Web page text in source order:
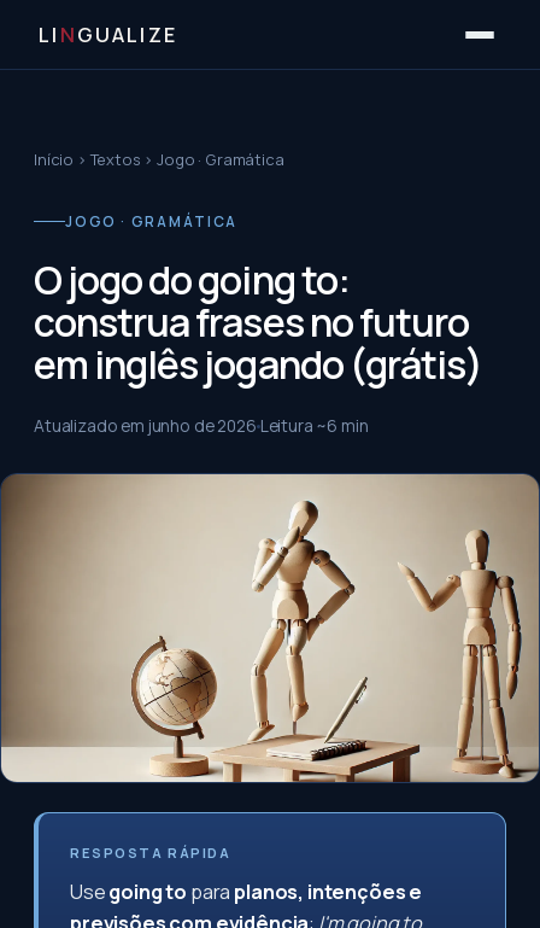
LI NGUALIZE
Início ›Textos ›Jogo · Gramática
JOGO · GRAMÁTICA
O jogo do going to:
construa frases no futuro
em inglês jogando (grátis)
Atualizado em junho de 2026Leitura ~6 min
RESPOSTA RÁPIDA
Usegoing to para planos, intenções e